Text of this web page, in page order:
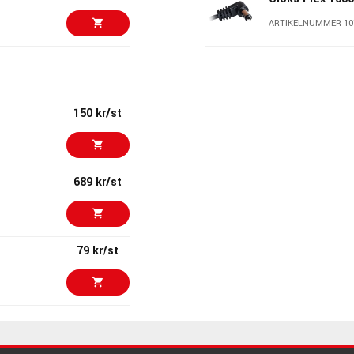
320 kr
70 kr/set
340 kr/st
ARTIKELNUMMER
150 kr/st
689 kr/st
79 kr/st